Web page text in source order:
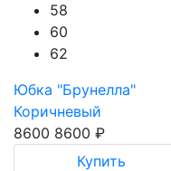
58
60
62
Юбка "Брунелла"
Коричневый
8600 8600 ₽
Купить